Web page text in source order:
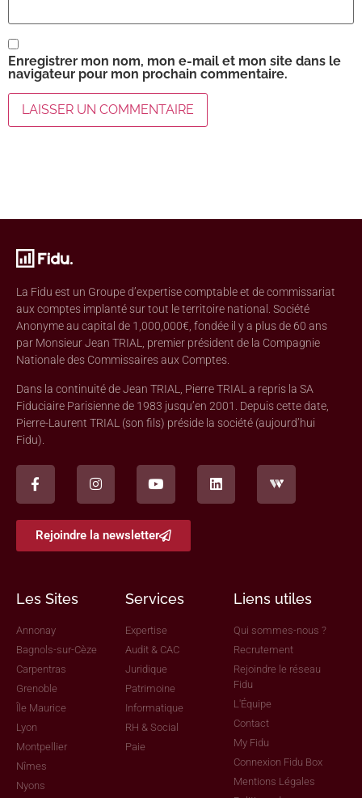
Enregistrer mon nom, mon e-mail et mon site dans le
navigateur pour mon prochain commentaire.
La Fidu est un Groupe d’expertise comptable et de commissariat
aux comptes implanté sur tout le territoire national. Société
Anonyme au capital de 1,000,000€, fondée il y a plus de 60 ans
par Monsieur Jean TRIAL, premier président de la Compagnie
Nationale des Commissaires aux Comptes.
Dans la continuité de Jean TRIAL, Pierre TRIAL a repris la SA
Fiduciaire Parisienne de 1983 jusqu’en 2001. Depuis cette date,
Pierre-Laurent TRIAL (son fils) préside la société (aujourd’hui
Fidu).
Rejoindre la newsletter
Les Sites
Annonay
Bagnols-sur-Cèze
Carpentras
Grenoble
Île Maurice
Lyon
Montpellier
Nîmes
Nyons
Services
Expertise
Audit & CAC
Juridique
Patrimoine
Informatique
RH & Social
Paie
Liens utiles
Qui sommes-nous ?
Recrutement
Rejoindre le réseau
Fidu
L'Équipe
Contact
My Fidu
Connexion Fidu Box
Mentions Légales